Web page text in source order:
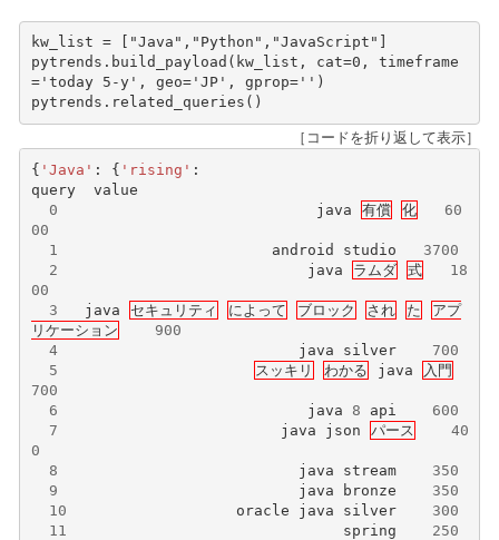
kw_list = "Java" , "Python" , "JavaScript"
pytrends . build_payload ( kw_list , cat=0 ,
timeframe
='today 5-y' , geo='JP' , gprop='' )
pytrends . related_queries ()
［コードを折り返して表示］
{ 'Java' : { 'rising' :
query
value
0
java 有償 化
60
00
1
android studio
3700
2
java ラムダ 式
18
00
3
java セキュリティ によって ブロック され た
アプ
リケーション
900
4
java silver
700
5
スッキリ わかる java
入門
700
6
java 8 api
600
7
java json パース
40
0
8
java stream
350
9
java bronze
350
10
oracle java silver
300
11
spring
250